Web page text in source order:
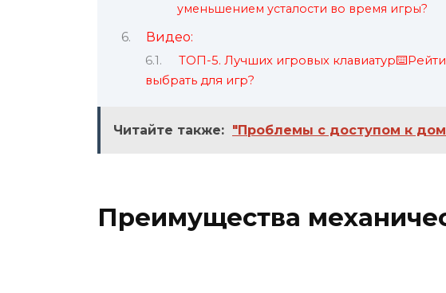
уменьшением усталости во время игры?
Видео:
ТОП-5. Лучших игровых
выбрать для игр?
Читайте также: "Проблемы с доступом к
Преимущества